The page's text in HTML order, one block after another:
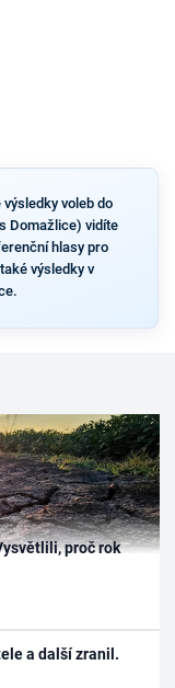
voleb do
Domažlice) vidíte
hlasy pro
výsledky v
proč rok
a další zranil.